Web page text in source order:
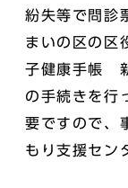
紛失等で問診
まいの区の区
子健康手帳
の手続きを行
要ですので、
もり支援セン